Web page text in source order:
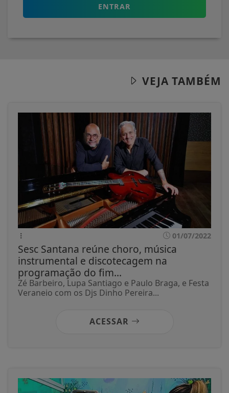
ENTRAR
VEJA TAMBÉM
01/07/2022
Sesc Santana reúne choro, música
instrumental e discotecagem na
programação do fim...
Zé Barbeiro, Lupa Santiago e Paulo Braga, e Festa
Veraneio com os Djs Dinho Pereira...
ACESSAR